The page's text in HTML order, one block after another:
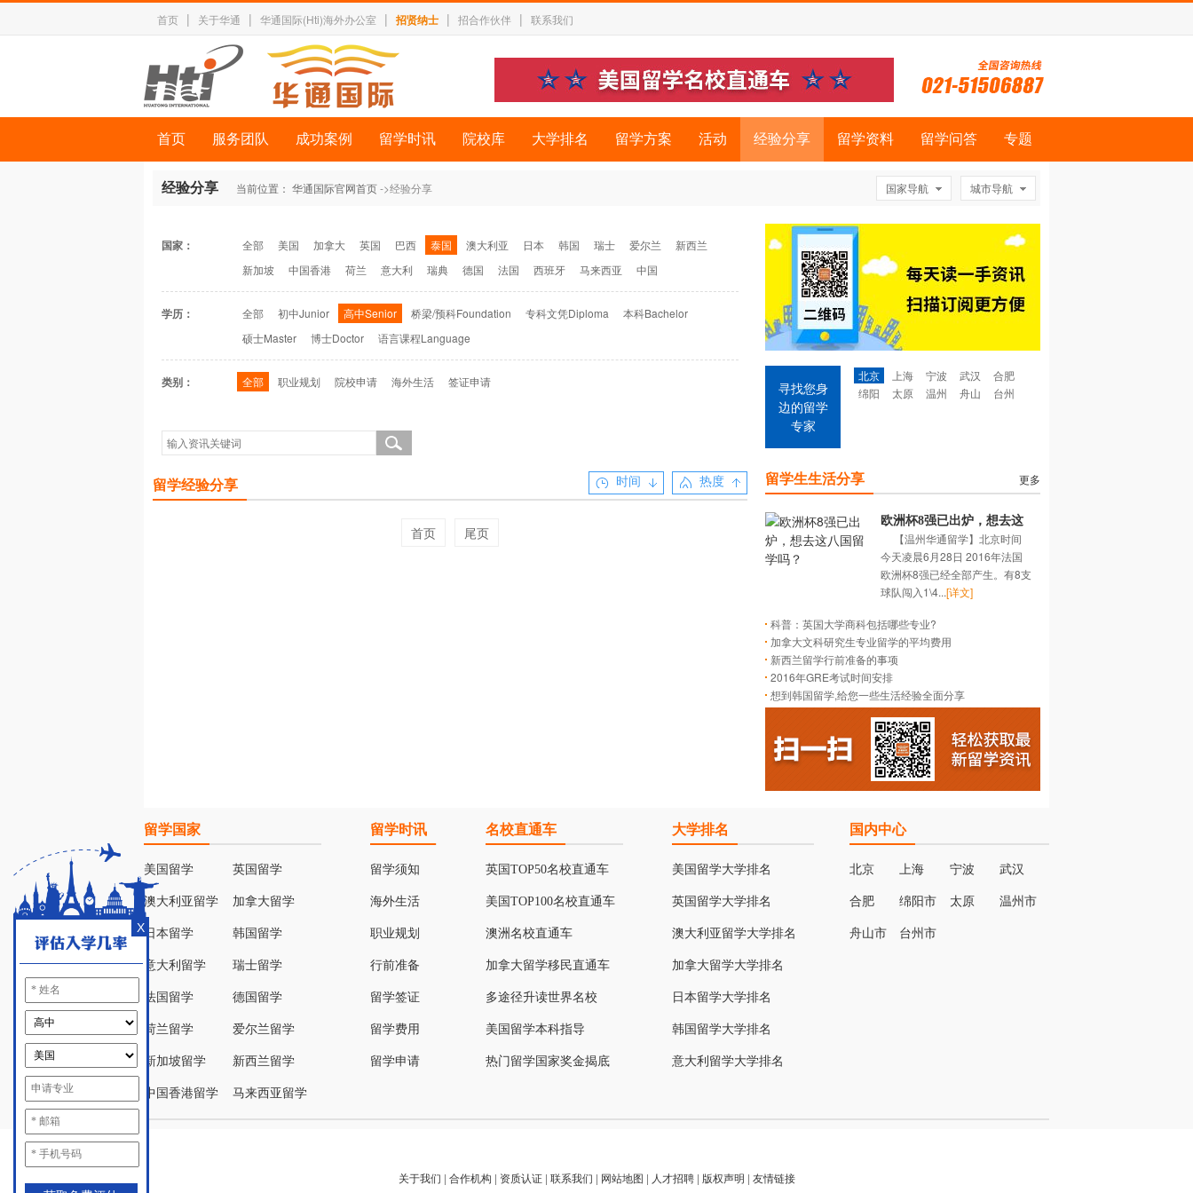
首页 | 关于华通 | 华通国际(Hti)海外办公室 | 招贤纳士 | 招合作伙伴 | 联系我们
首页 服务团队 成功案例 留学时讯 院校库 大学排名 留学方案 活动 经验分享 留学资料 留学问答 专题
经验分享 国家导航 城市导航
当前位置： 华通国际官网首页->经验分享
国家： 全部 美国 加拿大 英国 巴西 泰国 澳大利亚 日本 韩国 瑞士 爱尔兰
新西兰
新加坡
中国香港 荷兰 意大利 瑞典 德国 法国 西班牙 马来西亚 中国
学历： 全部 初中Junior 高中Senior 桥梁/预科Foundation 专科文凭Diploma
本科Bachelor
硕士Master
博士Doctor 语言课程Language
类别： 全部 职业规划 院校申请 海外生活 签证申请
留学经验分享 时间 热度
首页 尾页
寻找您身
边的留学
专家
北京 上海 宁波 武汉
合肥
绵阳
太原 温州 舟山 台州
留学生生活分享 更多
欧洲杯8强已出炉，想去这
八国留学吗？
【温州华通留学】北京时间
今天凌晨6月28日 2016年法国
欧洲杯8强已经全部产生。有8支
球队闯入1\4...[详文]
科普：英国大学商科包括哪些专业?
加拿大文科研究生专业留学的平均费用
新西兰留学行前准备的事项
2016年GRE考试时间安排
想到韩国留学,给您一些生活经验全面分享
X
留学国家
美国留学 英国留学
澳大利亚留学 加拿大留学
日本留学 韩国留学
意大利留学 瑞士留学
法国留学 德国留学
荷兰留学 爱尔兰留学
新加坡留学 新西兰留学
中国香港留学 马来西亚留学
留学时讯
留学须知
海外生活
职业规划
行前准备
留学签证
留学费用
留学申请
名校直通车
英国TOP50名校直通车
美国TOP100名校直通车
澳洲名校直通车
加拿大留学移民直通车
多途径升读世界名校
美国留学本科指导
热门留学国家奖金揭底
大学排名
美国留学大学排名
英国留学大学排名
澳大利亚留学大学排名
加拿大留学大学排名
日本留学大学排名
韩国留学大学排名
意大利留学大学排名
国内中心
北京 上海 宁波 武汉
合肥 绵阳市 太原 温州市
舟山市 台州市
关于我们 | 合作机构 | 资质认证| 联系我们 | 网站地图 | 人才招聘| 版权声明 | 友情链接